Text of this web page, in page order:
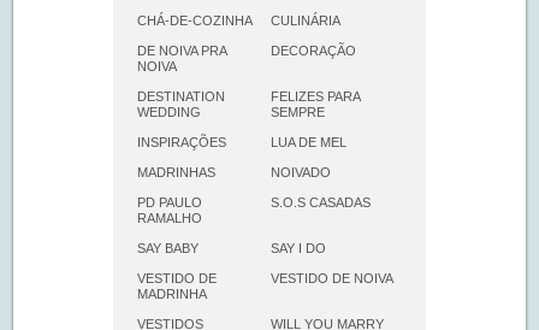
CHÁ-DE-COZINHA CULINÁRIA
DE NOIVA PRA
NOIVA
DECORAÇÃO
DESTINATION
WEDDING
FELIZES PARA
SEMPRE
INSPIRAÇÕES LUA DE MEL
MADRINHAS NOIVADO
PD PAULO
RAMALHO
S.O.S CASADAS
SAY BABY SAY I DO
VESTIDO DE
MADRINHA
VESTIDO DE NOIVA
VESTIDOS
WILL YOU MARRY